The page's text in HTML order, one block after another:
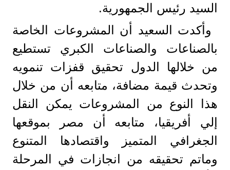
السيد رئيس الجمهورية.
وأكدت السعيد أن المشروعات الخاصة
بالصناعات والصناعات الكبري تستطيع
من خلالها الدول تحقيق قفزات تنمويه
وتحدث قيمة مضافة، متابعه أن من خلال
هذا النوع من المشروعات يمكن النقل
إلي أفريقيا، متابعه أن مصر بموقعها
الجغرافي المتميز واقتصادها المتنوع
وماتم تحقيقه من انجازات في المرحلة